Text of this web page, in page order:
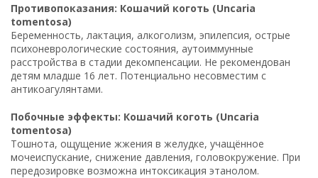
Противопоказания: Кошачий коготь (Uncaria
tomentosa)
Беременность, лактация, алкоголизм, эпилепсия, острые
психоневрологические состояния, аутоиммунные
расстройства в стадии декомпенсации. Не рекомендован
детям младше 16 лет. Потенциально несовместим с
антикоагулянтами.
Побочные эффекты: Кошачий коготь (Uncaria
tomentosa)
Тошнота, ощущение жжения в желудке, учащённое
мочеиспускание, снижение давления, головокружение. При
передозировке возможна интоксикация этанолом.